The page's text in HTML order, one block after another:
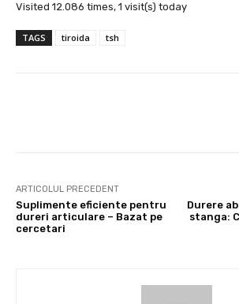
Visited 12.086 times, 1 visit(s) today
TAGS tiroida tsh
ARTICOLUL PRECEDENT
Suplimente eficiente pentru
dureri articulare – Bazat pe
cercetari
Durere
stanga: